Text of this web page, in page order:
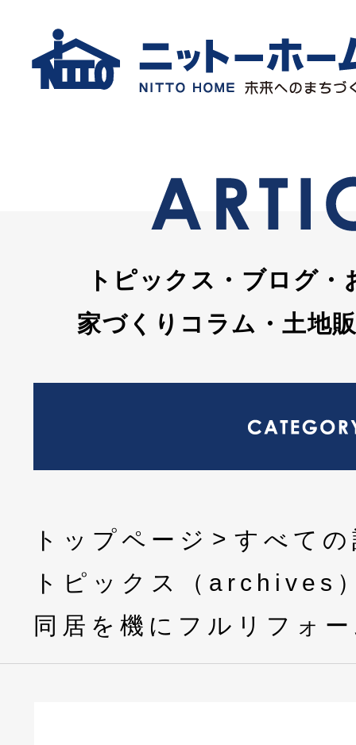
トピックス・ブログ・
家づくりコラム・土地
トップページ
すべて
トピックス（archives
同居を機にフルリフォ